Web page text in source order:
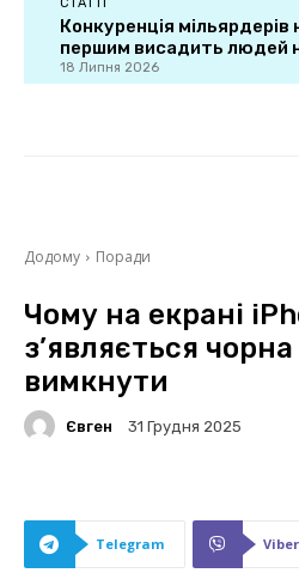
СТАТТІ
Конкуренція мільярдерів
першим висадить людей
18 Липня 2026